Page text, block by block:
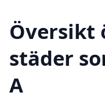
Översikt
städer
A